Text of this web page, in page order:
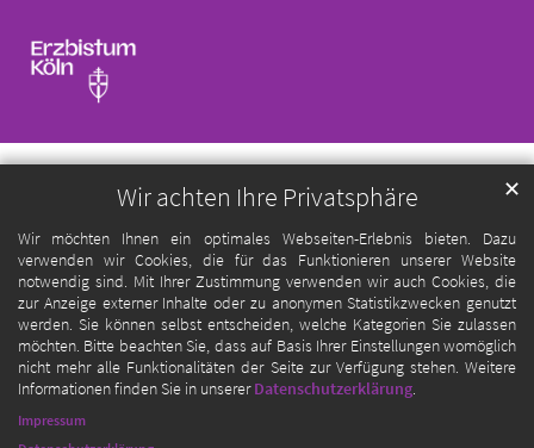
Wir achten Ihre Privatsphäre
Wir möchten Ihnen ein optimales Webseiten-Erlebnis bieten. Dazu
verwenden wir Cookies, die für das Funktionieren unserer Website
notwendig sind. Mit Ihrer Zustimmung verwenden wir auch Cookies, die
zur Anzeige externer Inhalte oder zu anonymen Statistikzwecken genutzt
werden. Sie können selbst entscheiden, welche Kategorien Sie zulassen
möchten. Bitte beachten Sie, dass auf Basis Ihrer Einstellungen womöglich
nicht mehr alle Funktionalitäten der Seite zur Verfügung stehen. Weitere
Informationen finden Sie in unsererDatenschutzerklärung.
✕
Impressum